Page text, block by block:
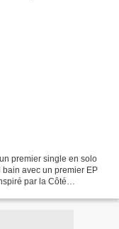
premier single en solo
bain avec un premier EP
par la Côté